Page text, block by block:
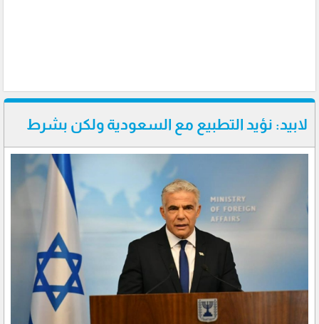
لابيد: نؤيد التطبيع مع السعودية ولكن بشرط